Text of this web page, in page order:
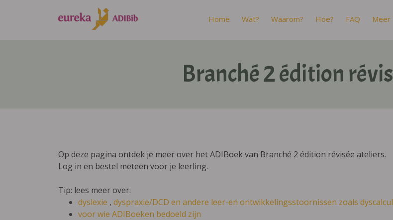
Home Wat? Waarom? Hoe? FAQ Meer
Branché 2 édition
Op deze pagina ontdek je meer over het ADIBoek van Branché 2 édition révisée ateliers.
Log in en bestel meteen voor je leerling.
Tip: lees meer over:
dyslexie , dyspraxie/DCD en andere leer-en ontwikkelingsstoornissen zoals
voor wie ADIBoeken bedoeld zijn